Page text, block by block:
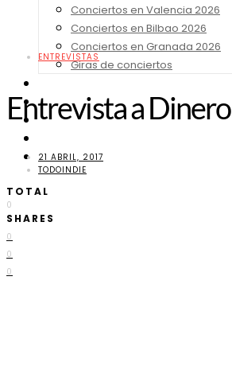
Conciertos en Valencia 2026
Conciertos en Bilbao 2026
Conciertos en Granada 2026
Giras de conciertos
Bandas Sonoras
Series y Tv
Contacto
ENTREVISTAS
Entrevista a Dinero
21 ABRIL, 2017
TODOINDIE
TOTAL
0
SHARES
0
0
0